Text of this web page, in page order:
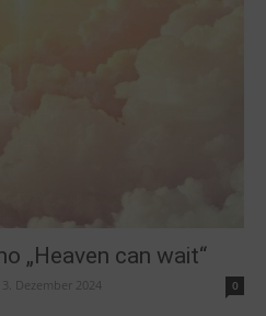
„Heaven can wait“
13. Dezember 2024 0